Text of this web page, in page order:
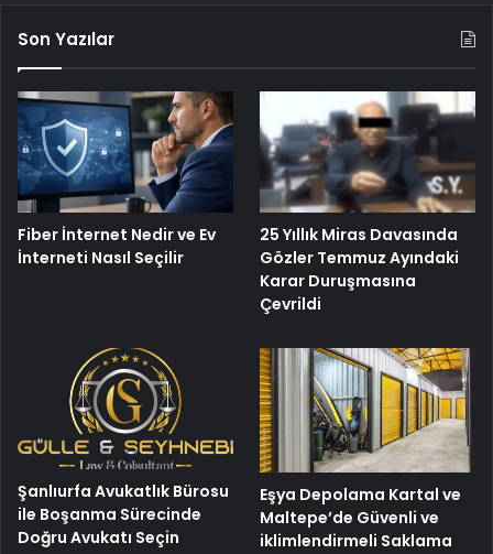
Son Yazılar
Fiber İnternet Nedir ve Ev
İnterneti Nasıl Seçilir
25 Yıllık Miras Davasında
Gözler Temmuz Ayındaki
Karar Duruşmasına
Çevrildi
Şanlıurfa Avukatlık Bürosu
ile Boşanma Sürecinde
Doğru Avukatı Seçin
Eşya Depolama Kartal ve
Maltepe’de Güvenli ve
iklimlendirmeli Saklama